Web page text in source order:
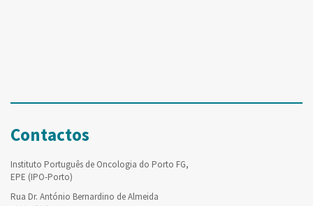
Contactos
Instituto Português de Oncologia do Porto FG,
EPE (IPO-Porto)
Rua Dr. António Bernardino de Almeida